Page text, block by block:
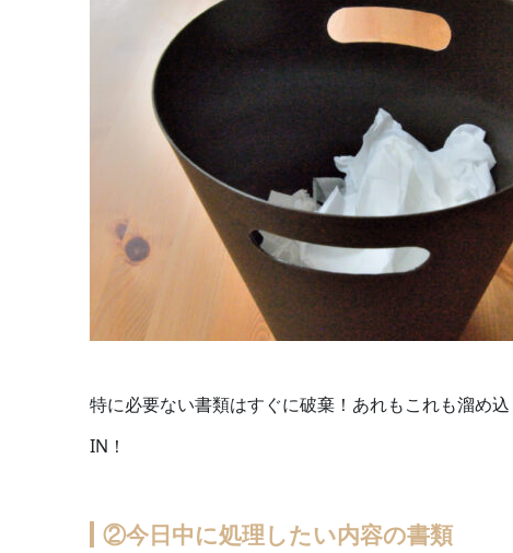
特に必要ない書類はすぐに破棄！あれもこれも溜め
IN！
②今日中に処理したい内容の書類